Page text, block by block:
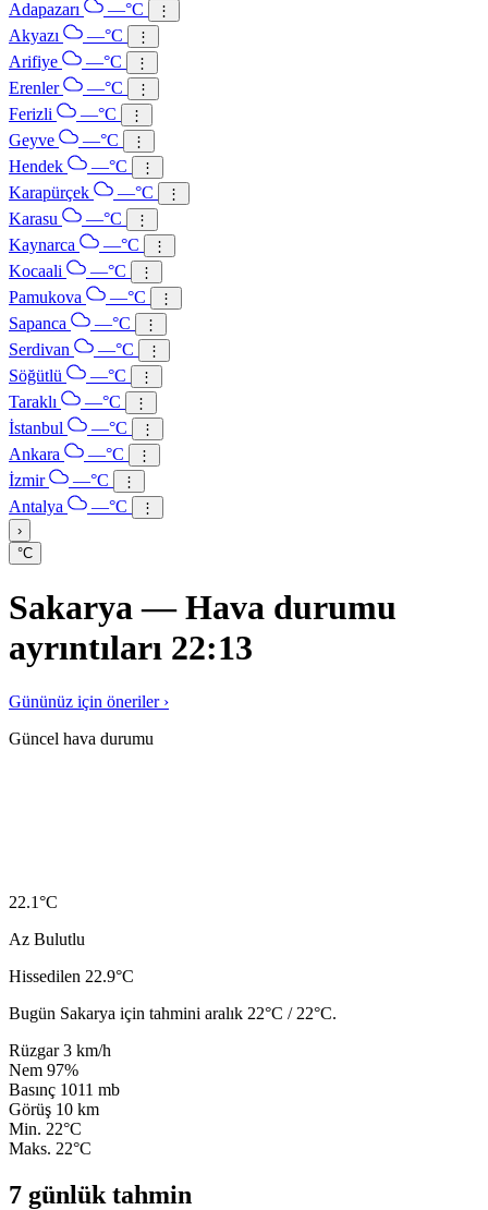
Adapazarı
—°C ⋮
Akyazı —°C ⋮
Arifiye —°C ⋮
Erenler —°C ⋮
Ferizli —°C ⋮
Geyve —°C ⋮
Hendek —°C ⋮
Karapürçek —°C ⋮
Karasu —°C ⋮
Kaynarca —°C ⋮
Kocaali —°C ⋮
Pamukova —°C ⋮
Sapanca —°C ⋮
Serdivan —°C ⋮
Söğütlü —°C ⋮
Taraklı —°C ⋮
İstanbul —°C ⋮
Ankara —°C ⋮
İzmir —°C ⋮
Antalya —°C
⋮
›
°C
Sakarya — Hava durumu
ayrıntıları 22:13
Gününüz için öneriler ›
Güncel hava durumu
22.1°C
Az Bulutlu
Hissedilen 22.9°C
Bugün Sakarya için tahmini aralık 22°C / 22°C.
Rüzgar 3 km/h
Nem 97%
Basınç 1011 mb
Görüş 10 km
Min. 22°C
Maks. 22°C
7 günlük tahmin